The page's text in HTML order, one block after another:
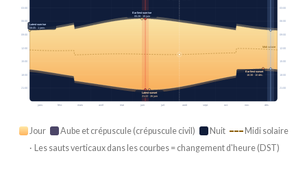
janv. févr. mars avril mai juin juil. août sept. oct. nov. déc.
Midi solaire
03:00 03:00
06:00 06:00
09:00 09:00
12:00 12:00
15:00 15:00
18:00 18:00
21:00 21:00
Earliest sunrise
05:28 · 15 juin
Latest sunrise
08:05 · 1 janv.
Earliest sunset
16:38 · 10 déc.
Latest sunset
21:22 · 26 juin
Jour Aube et crépuscule (crépuscule civil) Nuit
Midi solaire
· Les sauts verticaux dans les courbes = changement d'heure (DST)